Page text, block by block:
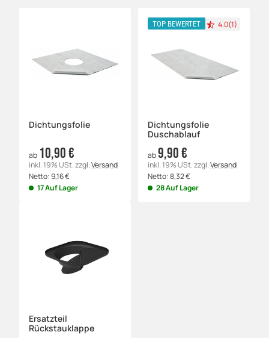
Dichtungsfolie
ab 10,90 €
inkl. 19% USt.zzgl.Versand
Netto:9,16€
17 Auf Lager
TOP BEWERTET 4.0(1)
Dichtungsfolie
Duschablauf
ab9,90 €
inkl. 19% USt.zzgl.Versand
Netto:8,32€
28 Auf Lager
Ersatzteil
Rückstauklappe